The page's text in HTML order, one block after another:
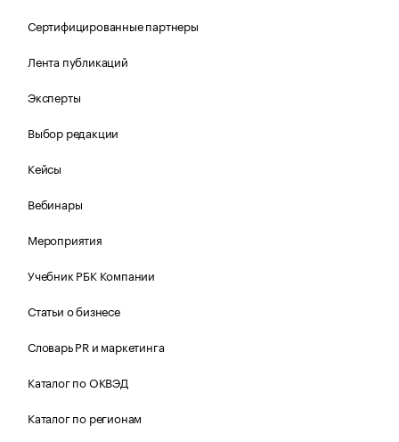
Сертифицированные партнеры
Лента публикаций
Эксперты
Выбор редакции
Кейсы
Вебинары
Мероприятия
Учебник РБК Компании
Статьи о бизнесе
Словарь PR и маркетинга
Каталог по ОКВЭД
Каталог по регионам